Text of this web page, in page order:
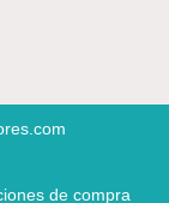
de compra